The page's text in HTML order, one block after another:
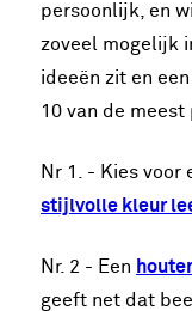
persoonlijk, en
zoveel mogelijk
ideeën zit en
10 van de
Nr 1. - Kies voor
stijlvolle kleur
Nr. 2 - Een
geeft net dat